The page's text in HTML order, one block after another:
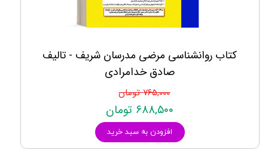
کتاب روانشناسی مرضی مدرسان شریف - تالیف
صادق خدامرادی
۷۶۵,۰۰۰ تومان
۶۸۸,۵۰۰ تومان
افزودن به سبد خرید